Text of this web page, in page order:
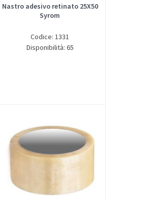
Nastro adesivo retinato 25X50
Syrom
Codice: 1331
Disponibilità: 65